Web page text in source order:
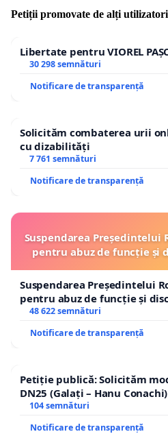
Petiții promovate de alți utilizatori
Libertate pentru VIOREL
30 298 semnături
Notificare de transparență
Solicităm combaterea urii
cu dizabilități
7 761 semnături
Notificare de transparență
Suspendarea Președintelui
pentru abuz de funcție și
Suspendarea Președintelui
pentru abuz de funcție și
48 622 semnături
Notificare de transparență
Petiție publică: Solicităm
DN25 (Galați – Hanu
traseului în afara localităților!
104 semnături
Notificare de transparență